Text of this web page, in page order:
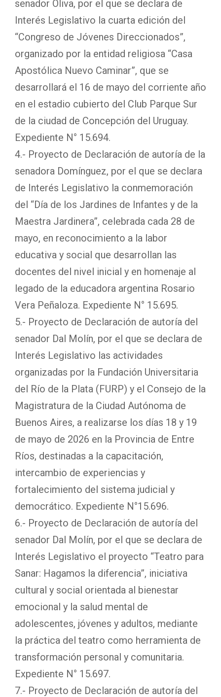
senador Oliva, por el que se declara de
Interés Legislativo la cuarta edición del
“Congreso de Jóvenes Direccionados”,
organizado por la entidad religiosa “Casa
Apostólica Nuevo Caminar”, que se
desarrollará el 16 de mayo del corriente año
en el estadio cubierto del Club Parque Sur
de la ciudad de Concepción del Uruguay.
Expediente N° 15.694.
4.- Proyecto de Declaración de autoría de la
senadora Domínguez, por el que se declara
de Interés Legislativo la conmemoración
del “Día de los Jardines de Infantes y de la
Maestra Jardinera”, celebrada cada 28 de
mayo, en reconocimiento a la labor
educativa y social que desarrollan las
docentes del nivel inicial y en homenaje al
legado de la educadora argentina Rosario
Vera Peñaloza. Expediente N° 15.695.
5.- Proyecto de Declaración de autoría del
senador Dal Molín, por el que se declara de
Interés Legislativo las actividades
organizadas por la Fundación Universitaria
del Río de la Plata (FURP) y el Consejo de la
Magistratura de la Ciudad Autónoma de
Buenos Aires, a realizarse los días 18 y 19
de mayo de 2026 en la Provincia de Entre
Ríos, destinadas a la capacitación,
intercambio de experiencias y
fortalecimiento del sistema judicial y
democrático. Expediente N°15.696.
6.- Proyecto de Declaración de autoría del
senador Dal Molín, por el que se declara de
Interés Legislativo el proyecto “Teatro para
Sanar: Hagamos la diferencia”, iniciativa
cultural y social orientada al bienestar
emocional y la salud mental de
adolescentes, jóvenes y adultos, mediante
la práctica del teatro como herramienta de
transformación personal y comunitaria.
Expediente N° 15.697.
7.- Proyecto de Declaración de autoría del